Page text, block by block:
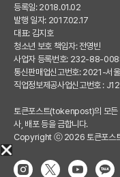
등록일: 2018.01.02
발행 일자: 2017.02.17
대표: 김지호
청소년 보호 책임자: 전영빈
사업자 등록번호: 232-88-
통신판매업신고번호: 2021-서
직업정보제공사업신고번호 :
토큰포스트(tokenpost)의 모든
사, 배포 등을 금합니다.
Copyright ⓒ 2026 토큰포스